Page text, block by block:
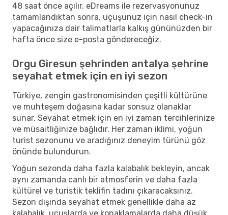
48 saat önce açılır. eDreams ile rezervasyonunuz
tamamlandıktan sonra, uçuşunuz için nasıl check-in
yapacağınıza dair talimatlarla kalkış gününüzden bir
hafta önce size e-posta göndereceğiz.
Orgu Giresun şehrinden antalya şehrine
seyahat etmek için en iyi sezon
Türkiye, zengin gastronomisinden çeşitli kültürüne
ve muhteşem doğasına kadar sonsuz olanaklar
sunar. Seyahat etmek için en iyi zaman tercihlerinize
ve müsaitliğinize bağlıdır. Her zaman iklimi, yoğun
turist sezonunu ve aradığınız deneyim türünü göz
önünde bulundurun.
Yoğun sezonda daha fazla kalabalık bekleyin, ancak
aynı zamanda canlı bir atmosferin ve daha fazla
kültürel ve turistik teklifin tadını çıkaracaksınız.
Sezon dışında seyahat etmek genellikle daha az